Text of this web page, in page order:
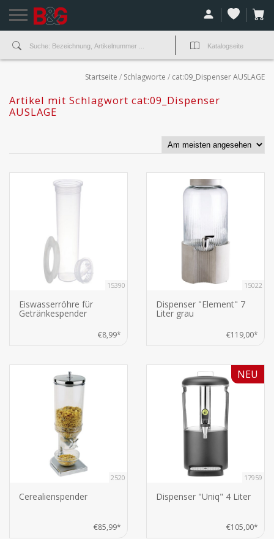
Startseite / Schlagworte / cat:09_Dispenser AUSLAGE
Artikel mit Schlagwort cat:09_Dispenser
AUSLAGE
15390
Eiswasserröhre für
Getränkespender
€8,99*
15022
Dispenser "Element" 7
Liter grau
€119,00*
2520
Cerealienspender
€85,99*
17959
Dispenser "Uniq" 4 Liter
€105,00*
NEU